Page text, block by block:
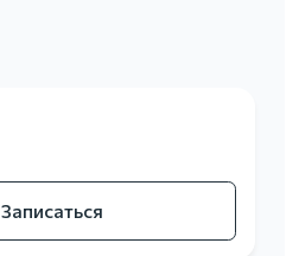
Записаться